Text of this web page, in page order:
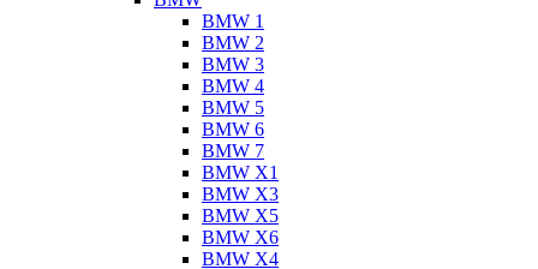
BMW 1
BMW 2
BMW 3
BMW 4
BMW 5
BMW 6
BMW 7
BMW X1
BMW X3
BMW X5
BMW X6
BMW X4